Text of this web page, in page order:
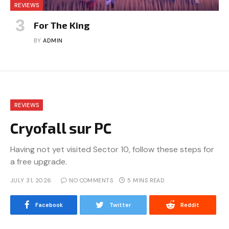
REVIEWS
For The King
BY ADMIN
REVIEWS
Cryofall sur PC
Having not yet visited Sector 10, follow these steps for
a free upgrade.
JULY 31, 2026 NO COMMENTS 5 MINS READ
Facebook Twitter Reddit